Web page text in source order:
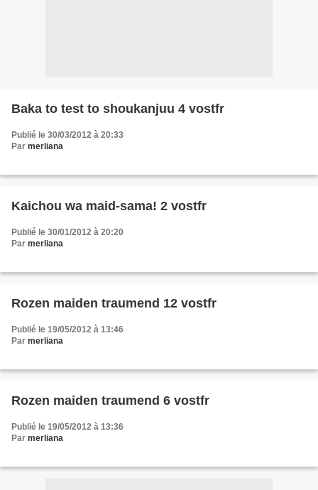
Baka to test to shoukanjuu 4 vostfr
Publié le 30/03/2012 à 20:33
Par merliana
Kaichou wa maid-sama! 2 vostfr
Publié le 30/01/2012 à 20:20
Par merliana
Rozen maiden traumend 12 vostfr
Publié le 19/05/2012 à 13:46
Par merliana
Rozen maiden traumend 6 vostfr
Publié le 19/05/2012 à 13:36
Par merliana